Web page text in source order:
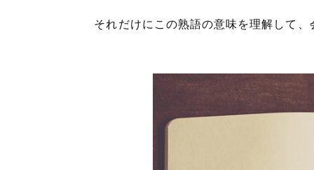
それだけにこの熟語の意味を理解して、